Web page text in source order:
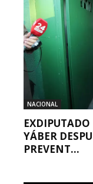
NACIONAL
YÁBER
PREVENT...